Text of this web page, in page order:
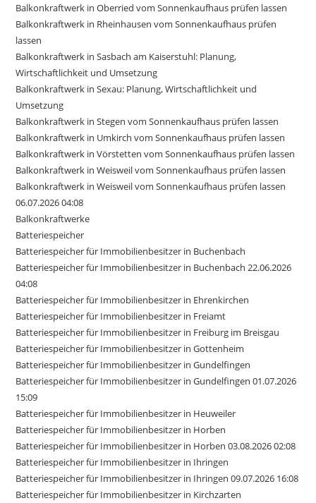
Balkonkraftwerk in Oberried vom Sonnenkaufhaus prüfen lassen
Balkonkraftwerk in Rheinhausen vom Sonnenkaufhaus prüfen
lassen
Balkonkraftwerk in Sasbach am Kaiserstuhl: Planung,
Wirtschaftlichkeit und Umsetzung
Balkonkraftwerk in Sexau: Planung, Wirtschaftlichkeit und
Umsetzung
Balkonkraftwerk in Stegen vom Sonnenkaufhaus prüfen lassen
Balkonkraftwerk in Umkirch vom Sonnenkaufhaus prüfen lassen
Balkonkraftwerk in Vörstetten vom Sonnenkaufhaus prüfen lassen
Balkonkraftwerk in Weisweil vom Sonnenkaufhaus prüfen lassen
Balkonkraftwerk in Weisweil vom Sonnenkaufhaus prüfen lassen
06.07.2026 04:08
Balkonkraftwerke
Batteriespeicher
Batteriespeicher für Immobilienbesitzer in Buchenbach
Batteriespeicher für Immobilienbesitzer in Buchenbach 22.06.2026
04:08
Batteriespeicher für Immobilienbesitzer in Ehrenkirchen
Batteriespeicher für Immobilienbesitzer in Freiamt
Batteriespeicher für Immobilienbesitzer in Freiburg im Breisgau
Batteriespeicher für Immobilienbesitzer in Gottenheim
Batteriespeicher für Immobilienbesitzer in Gundelfingen
Batteriespeicher für Immobilienbesitzer in Gundelfingen 01.07.2026
15:09
Batteriespeicher für Immobilienbesitzer in Heuweiler
Batteriespeicher für Immobilienbesitzer in Horben
Batteriespeicher für Immobilienbesitzer in Horben 03.08.2026 02:08
Batteriespeicher für Immobilienbesitzer in Ihringen
Batteriespeicher für Immobilienbesitzer in Ihringen 09.07.2026 16:08
Batteriespeicher für Immobilienbesitzer in Kirchzarten